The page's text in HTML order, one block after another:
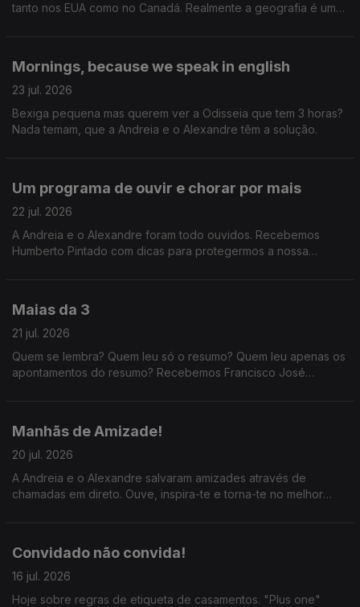
tanto nos EUA como no Canadá. Realmente a geografia é uma
Mornings, because we speak in english
23 jul. 2026
Bexiga pequena mas querem ver a Odisseia que tem 3 horas?
Nada temam, que a Andreia e o Alexandre têm a solução.
Um programa de ouvir e chorar por mais
22 jul. 2026
A Andreia e o Alexandre foram todo ouvidos. Recebemos
Humberto Pintado com dicas para protegermos a nossa
Maias da 3
21 jul. 2026
Quem se lembra? Quem leu só o resumo? Quem leu apenas os
apontamentos do resumo? Recebemos Francisco José
Manhãs de Amizade!
20 jul. 2026
A Andreia e o Alexandre salvaram amizades através de
chamadas em direto. Ouve, inspira-te e torna-te no melhor
Convidado não convida!
16 jul. 2026
Hoje sobre regras de etiqueta de casamentos. "Plus one"